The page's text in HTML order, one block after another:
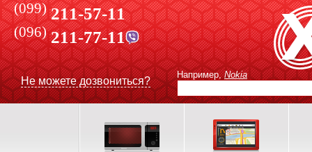
(099) 211-57-11
(096)211-77-11
Не можете дозвониться?
Например, Nokia